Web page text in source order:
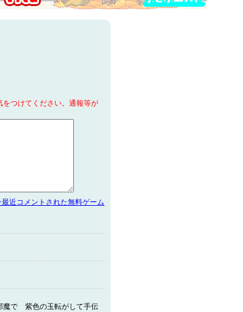
つけてください。通報等が
最近コメントされた無料ゲーム
魔で 紫色の玉転がして手伝